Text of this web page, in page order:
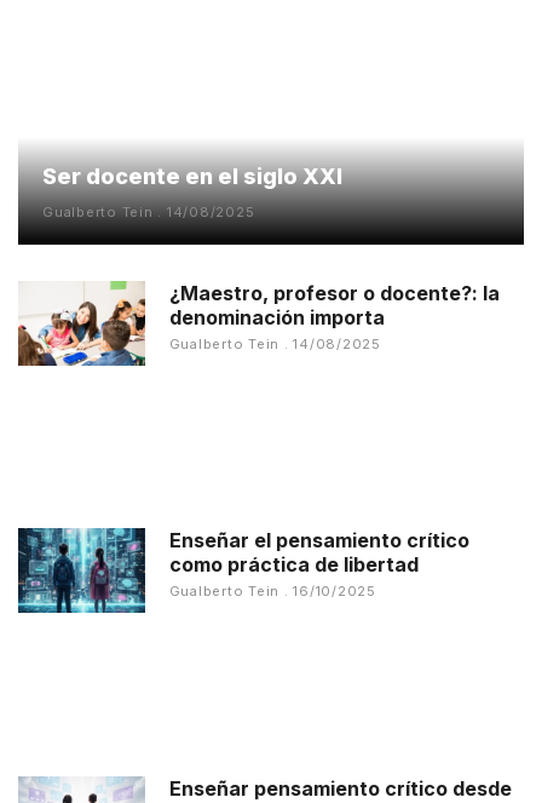
Ser docente en el siglo XXI
Gualberto Tein 14/08/2025
¿Maestro, profesor o docente?: la
denominación importa
Gualberto Tein 14/08/2025
Enseñar el pensamiento crítico
como práctica de libertad
Gualberto Tein 16/10/2025
Enseñar pensamiento crítico desde